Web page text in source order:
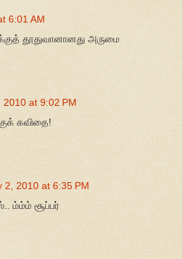
6:01 AM
தூதுவானானது அருமை
2010 at 9:02 PM
கவிதை!
2, 2010 at 6:35 PM
ம்ம்ம் சூப்பர்